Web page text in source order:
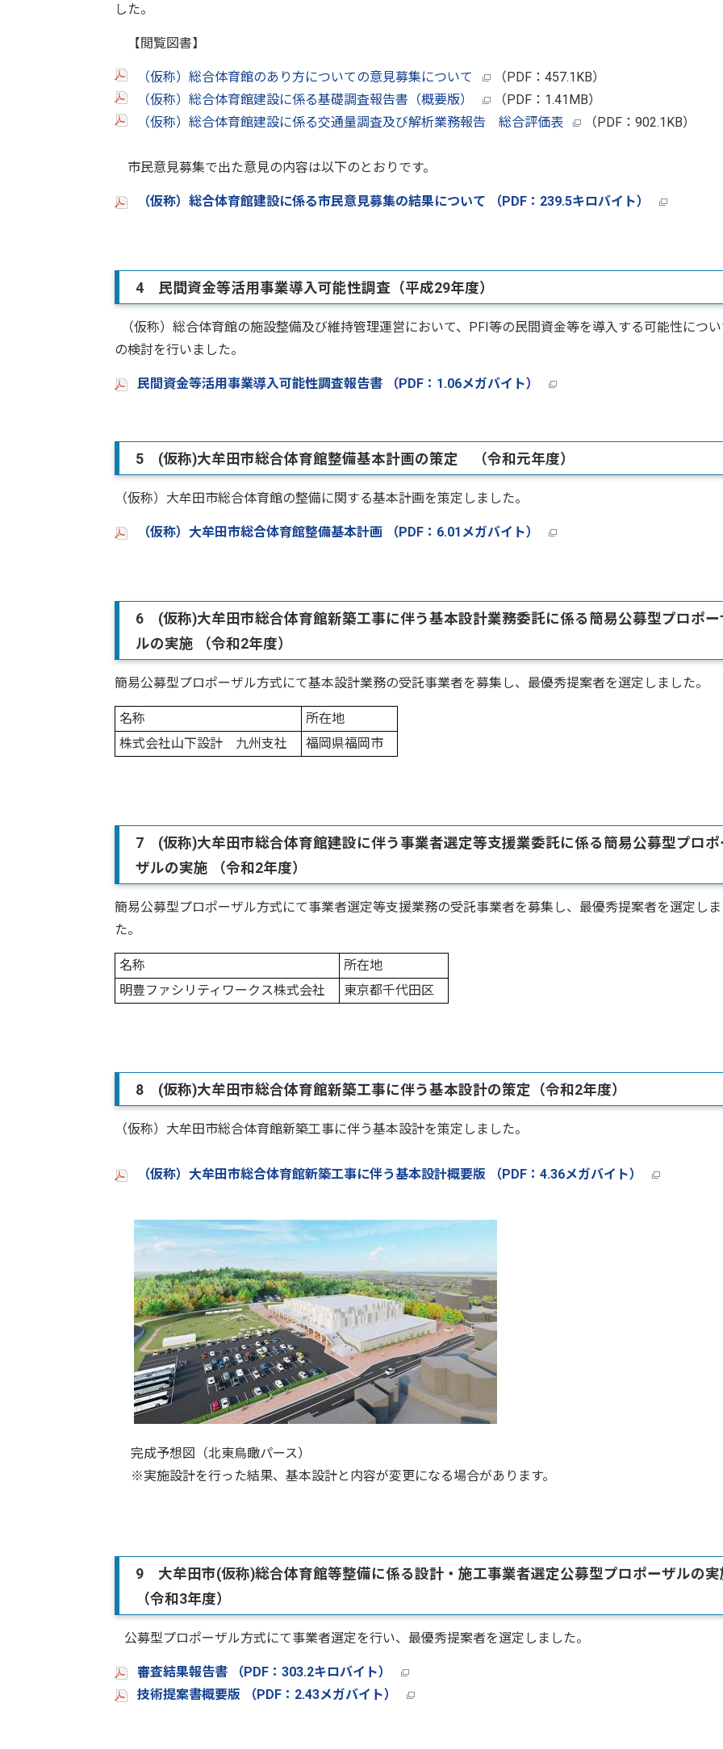
した。
【閲覧図書】
（仮称）総合体育館のあり方についての意見募集について
（PDF：457.1KB）
（仮称）総合体育館建設に係る基礎調査報告書（概要版）
（PDF：1.41MB）
（仮称）総合体育館建設に係る交通量調査及び解析業務報告 総合評価表
（PDF：902.1KB）
市民意見募集で出た意見の内容は以下のとおりです。
（仮称）総合体育館建設に係る市民意見募集の結果について （PDF：239.5キロバイト）
4 民間資金等活用事業導入可能性調査（平成29年度）
（仮称）総合体育館の施設整備及び維持管理運営において、PFI等の民間資金等を導入する可能性につ
の検討を行いました。
民間資金等活用事業導入可能性調査報告書 （PDF：1.06メガバイト）
5 (仮称)大牟田市総合体育館整備基本計画の策定 （令和元年度）
（仮称）大牟田市総合体育館の整備に関する基本計画を策定しました。
（仮称）大牟田市総合体育館整備基本計画 （PDF：6.01メガバイト）
6 (仮称)大牟田市総合体育館新築工事に伴う基本設計業務委託に係る簡易公募型プロポー
ルの実施 （令和2年度）
簡易公募型プロポーザル方式にて基本設計業務の受託事業者を募集し、最優秀提案者を選定しました。
名称
所在地
株式会社山下設計 九州支社
福岡県福岡市
7 (仮称)大牟田市総合体育館建設に伴う事業者選定等支援業委託に係る簡易公募型プロポ
ザルの実施 （令和2年度）
簡易公募型プロポーザル方式にて事業者選定等支援業務の受託事業者を募集し、最優秀提案者を選定し
た。
名称
所在地
明豊ファシリティワークス株式会社
東京都千代田区
8 (仮称)大牟田市総合体育館新築工事に伴う基本設計の策定（令和2年度）
（仮称）大牟田市総合体育館新築工事に伴う基本設計を策定しました。
（仮称）大牟田市総合体育館新築工事に伴う基本設計概要版 （PDF：4.36メガバイト）
完成予想図（北東鳥瞰パース）
※実施設計を行った結果、基本設計と内容が変更になる場合があります。
9 大牟田市(仮称)総合体育館等整備に係る設計・施工事業者選定公募型プロポーザルの実
（令和3年度）
公募型プロポーザル方式にて事業者選定を行い、最優秀提案者を選定しました。
審査結果報告書 （PDF：303.2キロバイト）
技術提案書概要版 （PDF：2.43メガバイト）